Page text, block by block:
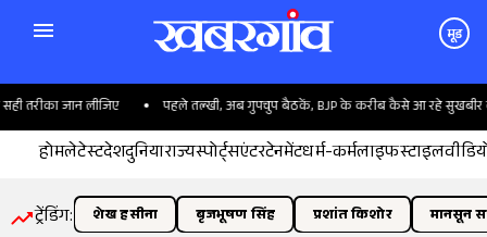
मूड
जान लीजिए पहले तल्खी, अब गुपचुप बैठकें, BJP के करीब कैसे आ रहे सुखबीर
होमलेटेस्टदेशदुनियाराज्यस्पोर्ट्सएंटरटेनमेंटधर्म-कर्मलाइफस्टाइल
ट्रेंडिंग: शेख हसीना बृजभूषण सिंह प्रशांत किशोर मानसून